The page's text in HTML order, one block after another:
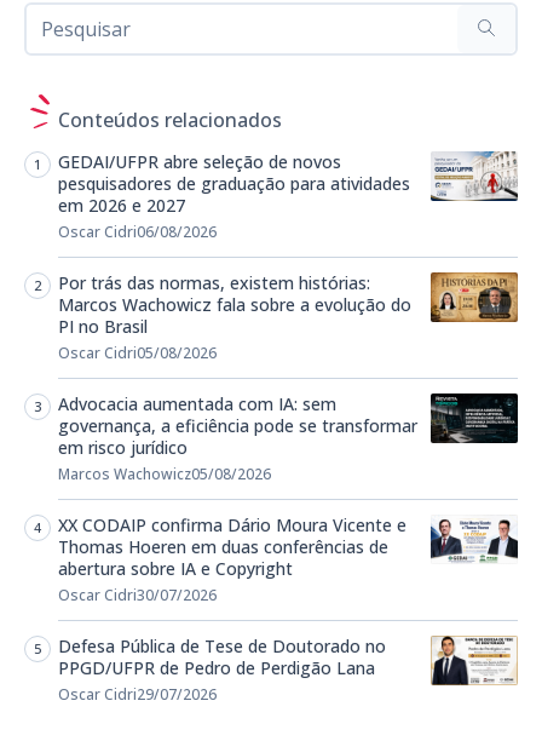
Conteúdos relacionados
GEDAI/UFPR abre seleção de novos
pesquisadores de graduação para atividades
em 2026 e 2027
Oscar Cidri06/08/2026
Por trás das normas, existem histórias:
Marcos Wachowicz fala sobre a evolução do
PI no Brasil
Oscar Cidri05/08/2026
Advocacia aumentada com IA: sem
governança, a eficiência pode se transformar
em risco jurídico
Marcos Wachowicz05/08/2026
XX CODAIP confirma Dário Moura Vicente e
Thomas Hoeren em duas conferências de
abertura sobre IA e Copyright
Oscar Cidri30/07/2026
Defesa Pública de Tese de Doutorado no
PPGD/UFPR de Pedro de Perdigão Lana
Oscar Cidri29/07/2026